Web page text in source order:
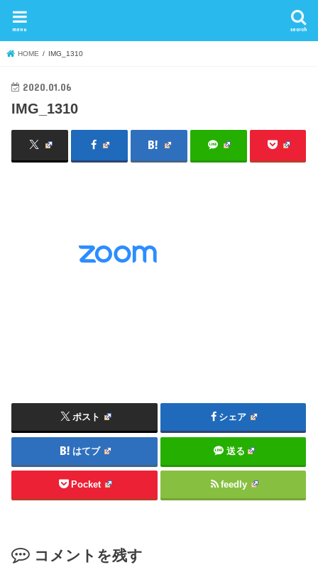
search
menu
HOME IMG_1310
2020.01.06
IMG_1310
ポスト シェア
はてブ 送る
Pocket feedly
コメントを残す